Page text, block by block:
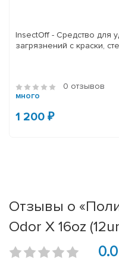
InsectOff - Средство для
загрязнений с краски,
0 отзывов
много
1 200 ₽
Отзывы о
Odor X 16oz
0.0